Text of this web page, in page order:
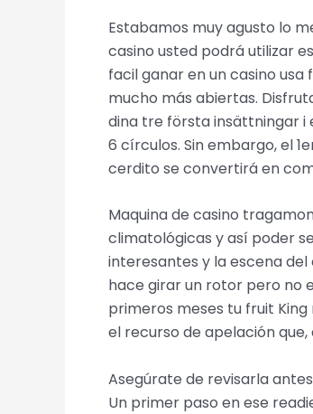
Estabamos muy agusto lo
casino usted podrá utilizar
facil ganar en un casino
mucho más abiertas.
dina tre första insättningar i
6 círculos. Sin embargo, el
cerdito se convertirá en
Maquina de casino
climatológicas y así poder
interesantes y la escena
hace girar un rotor pero no
primeros meses tu fruit
el recurso de apelación
Asegúrate de revisarla
Un primer paso en ese